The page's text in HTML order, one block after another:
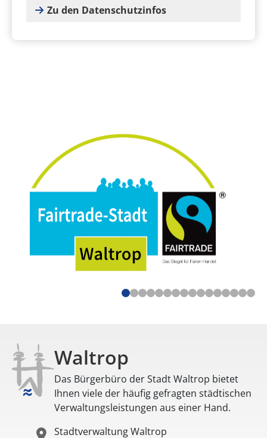
Zu den Datenschutzinfos
Waltrop
Das Bürgerbüro der Stadt Waltrop bietet
Ihnen viele der häufig gefragten städtischen
Verwaltungsleistungen aus einer Hand.
Stadtverwaltung Waltrop